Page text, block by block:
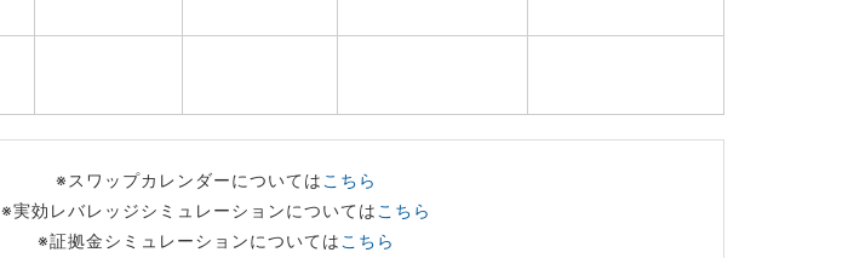
※スワップカレンダーについては こちら
※実効レバレッジシミュレーションについては こちら
※証拠金シミュレーションについては こちら